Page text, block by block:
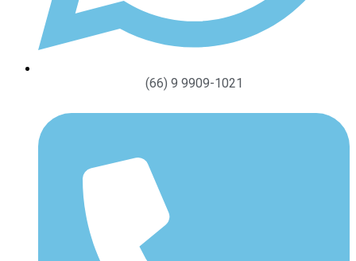
(66) 9 9909-1021